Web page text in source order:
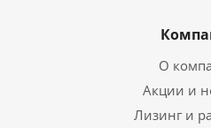
О
Акции и
Лизинг и